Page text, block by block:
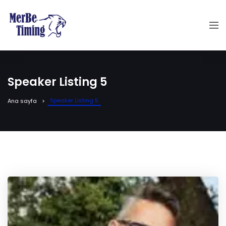
Speaker Listing 5
Ana sayfa Speaker Listing 5